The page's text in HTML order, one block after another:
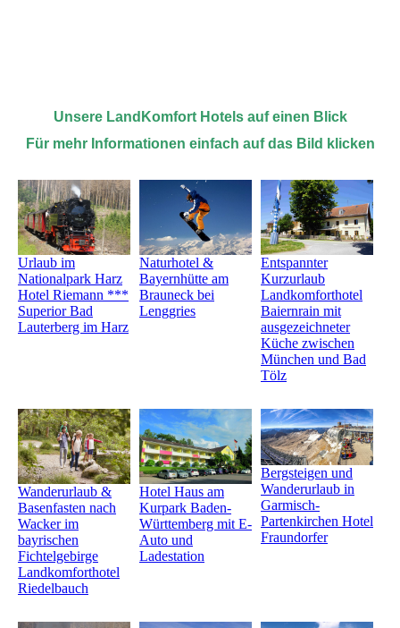
Unsere LandKomfort Hotels auf einen Blick
Für mehr Informationen einfach auf das Bild klicken
Urlaub im
Nationalpark Harz
Hotel Riemann ***
Superior Bad
Lauterberg im Harz
Naturhotel &
Bayernhütte am
Brauneck bei
Lenggries
Entspannter
Kurzurlaub
Landkomforthotel
Baiernrain mit
ausgezeichneter
Küche zwischen
München und Bad
Tölz
Wanderurlaub &
Basenfasten nach
Wacker im
bayrischen
Fichtelgebirge
Landkomforthotel
Riedelbauch
Hotel Haus am
Kurpark Baden-
Württemberg mit E-
Auto und
Ladestation
Bergsteigen und
Wanderurlaub in
Garmisch-
Partenkirchen Hotel
Fraundorfer